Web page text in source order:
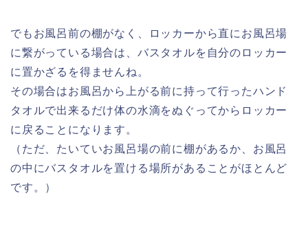
でもお風呂前の棚がなく、ロッカーから直にお風呂場
に繋がっている場合は、バスタオルを自分のロッカー
に置かざるを得ませんね。
その場合はお風呂から上がる前に持って行ったハンド
タオルで出来るだけ体の水滴をぬぐってからロッカー
に戻ることになります。
（ただ、たいていお風呂場の前に棚があるか、お風呂
の中にバスタオルを置ける場所があることがほとんど
です。）